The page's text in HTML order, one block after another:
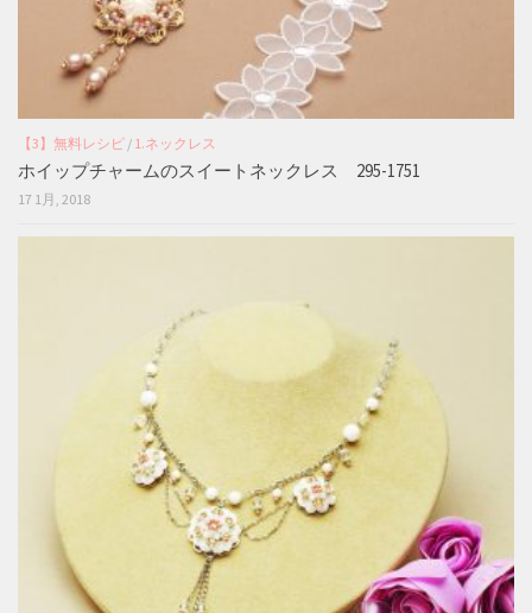
【3】無料レシピ / 1.ネックレス
ホイップチャームのスイートネックレス 295-1751
17 1月, 2018